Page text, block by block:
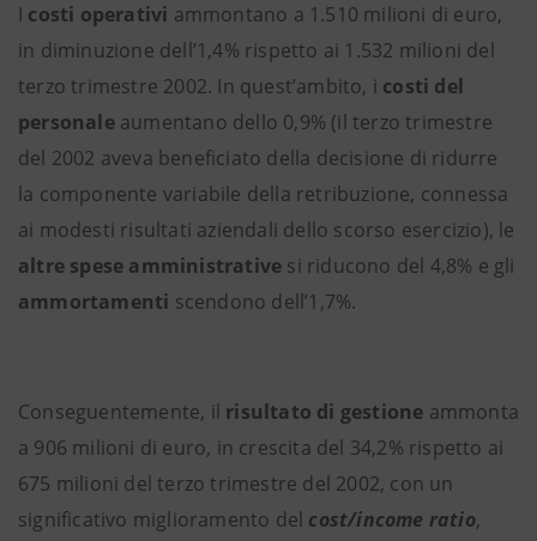
I costi operativi ammontano a 1.510 milioni di euro,
in diminuzione dell’1,4% rispetto ai 1.532 milioni del
terzo trimestre 2002. In quest’ambito, i costi del
personaleaumentano dello 0,9% (il terzo trimestre
del 2002 aveva beneficiato della decisione di ridurre
la componente variabile della retribuzione, connessa
ai modesti risultati aziendali dello scorso esercizio), le
altre spese amministrative si riducono del 4,8% e gli
ammortamenti scendono dell’1,7%.
Conseguentemente, il risultato di gestione ammonta
a 906 milioni di euro, in crescita del 34,2% rispetto ai
675 milioni del terzo trimestre del 2002, con un
significativo miglioramento del cost/income ratio,